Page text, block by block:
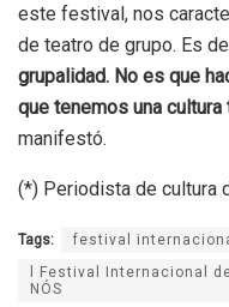
este festival, nos
de teatro de grupo. Es
grupalidad. No es que
que tenemos una
manifestó.
(*) Periodista de cultura
Tags:
festival
l Festival Internacional
NÓS